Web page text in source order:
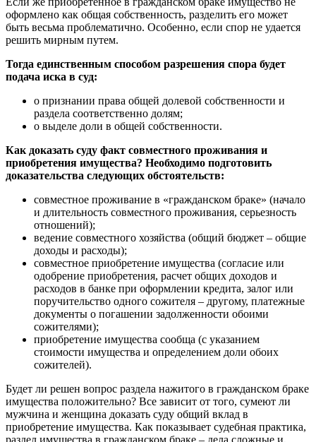
оформлено как общая собственность, разделить его может
быть весьма проблематично. Особенно, если спор не удается
решить мирным путем.
Тогда единственным способом разрешения спора будет
подача иска в суд:
о признании права общей долевой собственности и
раздела соответственно долям;
о выделе доли в общей собственности.
Как доказать суду факт совместного проживания и
приобретения имущества? Необходимо подготовить
доказательства следующих обстоятельств:
совместное проживание в «гражданском браке» (начало
и длительность совместного проживания, серьезность
отношений);
ведение совместного хозяйства (общий бюджет – общие
доходы и расходы);
совместное приобретение имущества (согласие или
одобрение приобретения, расчет общих доходов и
расходов в банке при оформлении кредита, залог или
поручительство одного сожителя – другому, платежные
документы о погашении задолженности обоими
сожителями);
приобретение имущества сообща (с указанием
стоимости имущества и определением доли обоих
сожителей).
Будет ли решен вопрос раздела нажитого в гражданском браке
имущества положительно? Все зависит от того, сумеют ли
мужчина и женщина доказать суду общий вклад в
приобретение имущества. Как показывает судебная практика,